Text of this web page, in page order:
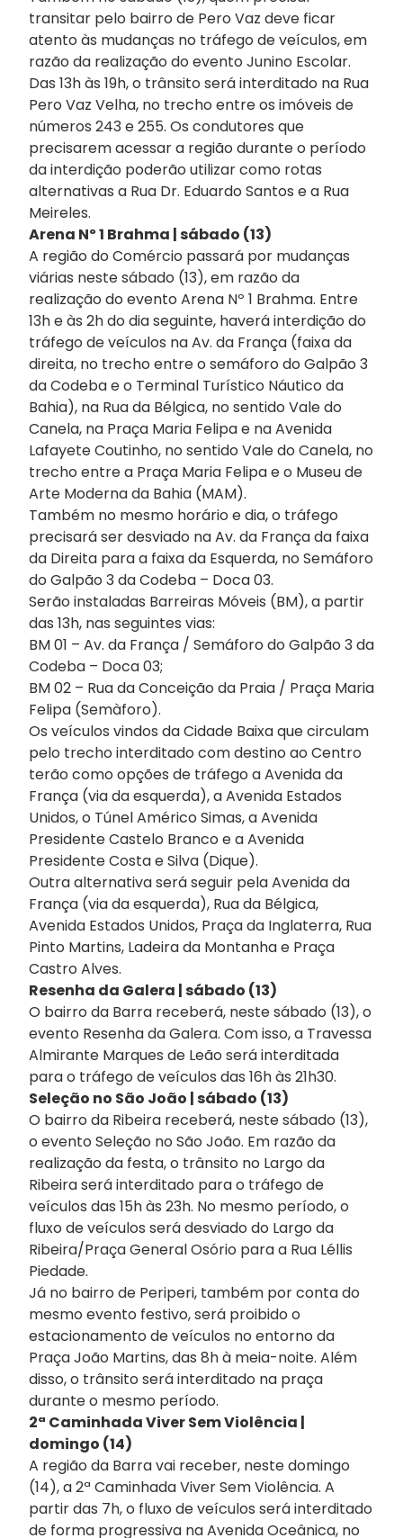
transitar pelo bairro de Pero Vaz deve ficar
atento às mudanças no tráfego de veículos, em
razão da realização do evento Junino Escolar.
Das 13h às 19h, o trânsito será interditado na Rua
Pero Vaz Velha, no trecho entre os imóveis de
números 243 e 255. Os condutores que
precisarem acessar a região durante o período
da interdição poderão utilizar como rotas
alternativas a Rua Dr. Eduardo Santos e a Rua
Meireles.
Arena Nº 1 Brahma | sábado (13)
A região do Comércio passará por mudanças
viárias neste sábado (13), em razão da
realização do evento Arena Nº 1 Brahma. Entre
13h e às 2h do dia seguinte, haverá interdição do
tráfego de veículos na Av. da França (faixa da
direita, no trecho entre o semáforo do Galpão 3
da Codeba e o Terminal Turístico Náutico da
Bahia), na Rua da Bélgica, no sentido Vale do
Canela, na Praça Maria Felipa e na Avenida
Lafayete Coutinho, no sentido Vale do Canela, no
trecho entre a Praça Maria Felipa e o Museu de
Arte Moderna da Bahia (MAM).
Também no mesmo horário e dia, o tráfego
precisará ser desviado na Av. da França da faixa
da Direita para a faixa da Esquerda, no Semáforo
do Galpão 3 da Codeba – Doca 03.
Serão instaladas Barreiras Móveis (BM), a partir
das 13h, nas seguintes vias:
BM 01 – Av. da França / Semáforo do Galpão 3 da
Codeba – Doca 03;
BM 02 – Rua da Conceição da Praia / Praça Maria
Felipa (Semàforo).
Os veículos vindos da Cidade Baixa que circulam
pelo trecho interditado com destino ao Centro
terão como opções de tráfego a Avenida da
França (via da esquerda), a Avenida Estados
Unidos, o Túnel Américo Simas, a Avenida
Presidente Castelo Branco e a Avenida
Presidente Costa e Silva (Dique).
Outra alternativa será seguir pela Avenida da
França (via da esquerda), Rua da Bélgica,
Avenida Estados Unidos, Praça da Inglaterra, Rua
Pinto Martins, Ladeira da Montanha e Praça
Castro Alves.
Resenha da Galera | sábado (13)
O bairro da Barra receberá, neste sábado (13), o
evento Resenha da Galera. Com isso, a Travessa
Almirante Marques de Leão será interditada
para o tráfego de veículos das 16h às 21h30.
Seleção no São João | sábado (13)
O bairro da Ribeira receberá, neste sábado (13),
o evento Seleção no São João. Em razão da
realização da festa, o trânsito no Largo da
Ribeira será interditado para o tráfego de
veículos das 15h às 23h. No mesmo período, o
fluxo de veículos será desviado do Largo da
Ribeira/Praça General Osório para a Rua Léllis
Piedade.
Já no bairro de Periperi, também por conta do
mesmo evento festivo, será proibido o
estacionamento de veículos no entorno da
Praça João Martins, das 8h à meia-noite. Além
disso, o trânsito será interditado na praça
durante o mesmo período.
2ª Caminhada Viver Sem Violência |
domingo (14)
A região da Barra vai receber, neste domingo
(14), a 2ª Caminhada Viver Sem Violência. A
partir das 7h, o fluxo de veículos será interditado
de forma progressiva na Avenida Oceânica, no